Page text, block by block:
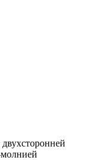
молнией